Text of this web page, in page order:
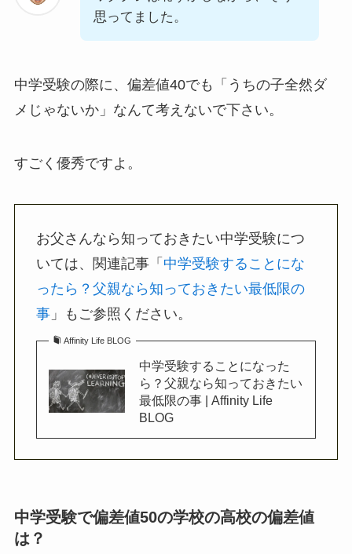
思ってました。
中学受験の際に、偏差値40でも「うちの子全然ダ
メじゃないか」なんて考えないで下さい。
すごく優秀ですよ。
お父さんなら知っておきたい中学受験につ
いては、関連記事「 中学受験することにな
ったら？父親なら知っておきたい最低限の
事」もご参照ください。
Affinity Life BLOG
中学受験することになった
ら？父親なら知っておきたい
最低限の事 | Affinity Life
BLOG
中学受験で偏差値50の学校の高校の偏差値
は？